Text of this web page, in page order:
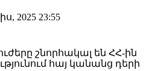
2025 23:55